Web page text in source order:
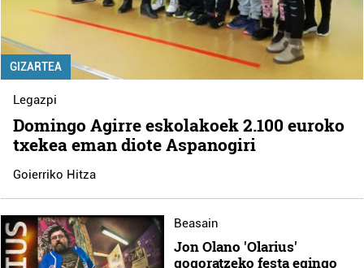
GIZARTEA
Legazpi
Domingo Agirre eskolakoek 2.100 euroko
txekea eman diote Aspanogiri
Goierriko Hitza
Beasain
Jon Olano 'Olarius'
gogoratzeko festa egingo